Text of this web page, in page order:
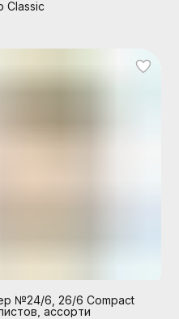
Classic
№24/6, 26/6 Compact
ассорти